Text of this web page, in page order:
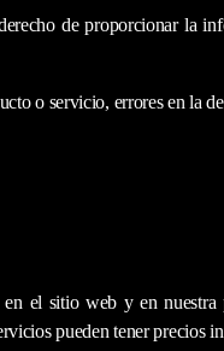
de proporcionar la
o servicio, errores en la
en el sitio web y en
pueden tener precios